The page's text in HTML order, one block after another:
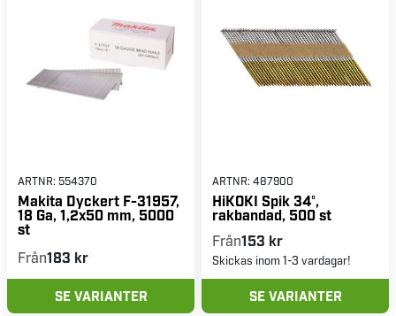
ARTNR: 554370
Makita Dyckert F-31957,
18 Ga, 1,2x50 mm, 5000
st
Från183 kr
SE VARIANTER
ARTNR: 487900
HiKOKI Spik 34°,
rakbandad, 500 st
Från153 kr
Skickas inom 1-3 vardagar!
SE VARIANTER